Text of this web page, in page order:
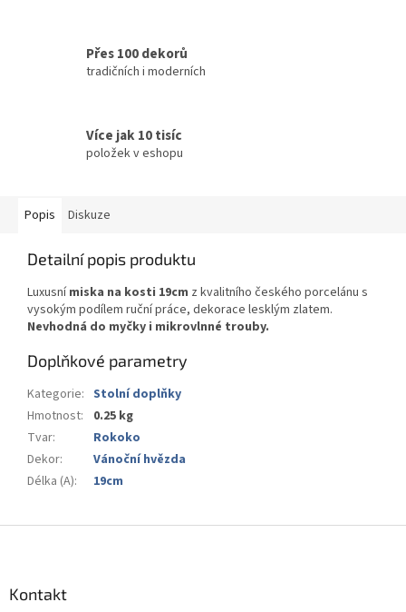
Přes 100 dekorů
tradičních i moderních
Více jak 10 tisíc
položek v eshopu
Popis Diskuze
Detailní popis produktu
Luxusnímiska na kosti 19cm z kvalitního českého porcelánu s
vysokým podílem ruční práce, dekorace lesklým zlatem.
Nevhodná do myčky i mikrovlnné trouby.
Doplňkové parametry
Kategorie: Stolní doplňky
Hmotnost:
0.25 kg
Tvar:
Rokoko
Dekor:
Vánoční hvězda
Délka (A): 19cm
Kontakt